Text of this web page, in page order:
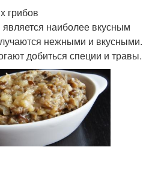
грибов
наиболее вкусным
нежными и вкусными.
добиться специи и травы.